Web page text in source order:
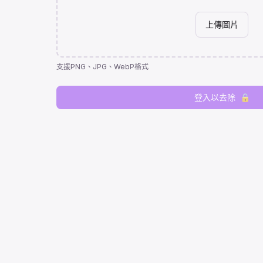
上傳圖片
支援PNG、JPG、WebP格式
登入以去除 🔒